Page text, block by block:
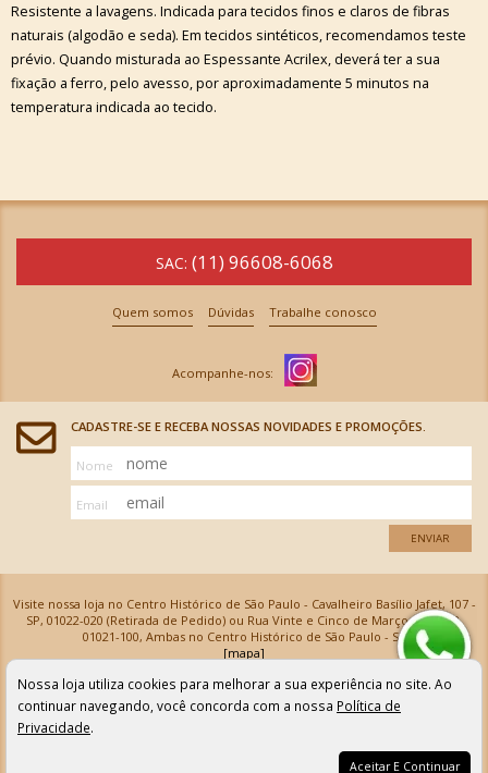
Resistente a lavagens. Indicada para tecidos finos e claros de fibras
naturais (algodão e seda). Em tecidos sintéticos, recomendamos teste
prévio. Quando misturada ao Espessante Acrilex, deverá ter a sua
fixação a ferro, pelo avesso, por aproximadamente 5 minutos na
temperatura indicada ao tecido.
SAC: (11) 96608-6068
Quem somos Dúvidas Trabalhe conosco
CADASTRE-SE E RECEBA NOSSAS NOVIDADES E PROMOÇÕES.
Nome
Email
ENVIAR
Visite nossa loja no Centro Histórico de São Paulo - Cavalheiro Basílio Jafet, 107 -
SP, 01022-020 (Retirada de Pedido) ou Rua Vinte e Cinco de Março, 576 - SP,
01021-100, Ambas no Centro Histórico de São Paulo - SP
[mapa]
Armarinhos Santa Cecília Ltda | CNPJ: 61.069.639/0001-18
Os preços e as condições de pagamento apresentadas na loja virtual não valem para nossa loja física e
podem sofrer alterações sem aviso prévio. Vendas com cartão de crédito sujeitas a análise e
confirmação de dados.
Nossa loja utiliza cookies para melhorar a sua experiência no site. Ao
continuar navegando, você concorda com a nossa Política de
Privacidade.
Aceitar E Continuar